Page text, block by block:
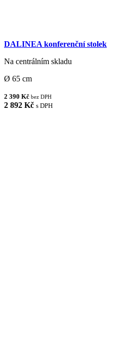
DALINEA konferenční stolek
Na centrálním skladu
Ø 65 cm
2 390 Kč bez DPH
2 892 Kč s DPH